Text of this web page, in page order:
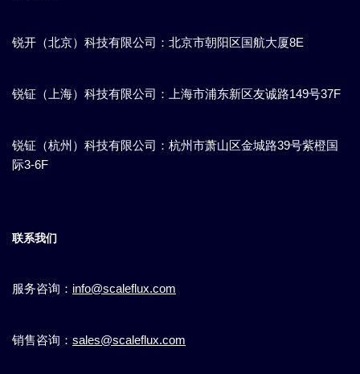
锐开（北京）科技有限公司：北京市朝阳区国航大厦8E
锐钲（上海）科技有限公司：上海市浦东新区​友诚路149号37F
锐钲（杭州）科技有限公司：杭州市萧山区金城路39号紫橙国
际3-6F
联系我们
服务咨询： info@scaleflux.com
销售咨询： sales@scaleflux.com